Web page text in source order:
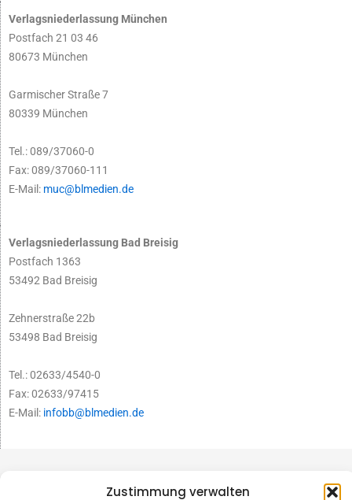
Zustimmung verwalten
Verlagsniederlassung München
Postfach 21 03 46
80673 München
Garmischer Straße 7
80339 München
Tel.: 089/37060-0
Fax: 089/37060-111
E-Mail: muc@blmedien.de
Verlagsniederlassung Bad Breisig
Postfach 1363
53492 Bad Breisig
Zehnerstraße 22b
53498 Bad Breisig
Tel.: 02633/4540-0
Fax: 02633/97415
E-Mail: infobb@blmedien.de